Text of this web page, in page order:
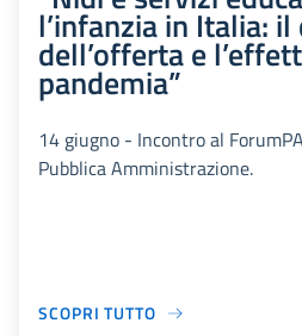
l’infanzia in Italia:
dell’offerta e
pandemia”
14 giugno - Incontro al
Pubblica Amministrazione.
SCOPRI TUTTO